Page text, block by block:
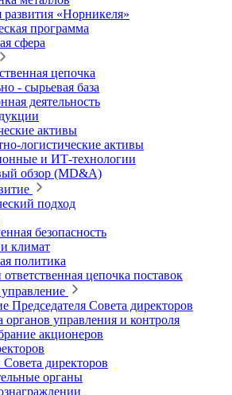
развития «Норникеля»
программа
сфера
цепочка
‑ сырьевая база
деятельность
активы
логистические активы
и ИТ‑технологии
обзор (MD&A)
подход
безопасность
климат
политика
цепочка поставок
Председателя Совета директоров
органов управления и контроля
акционеров
директоров
органы